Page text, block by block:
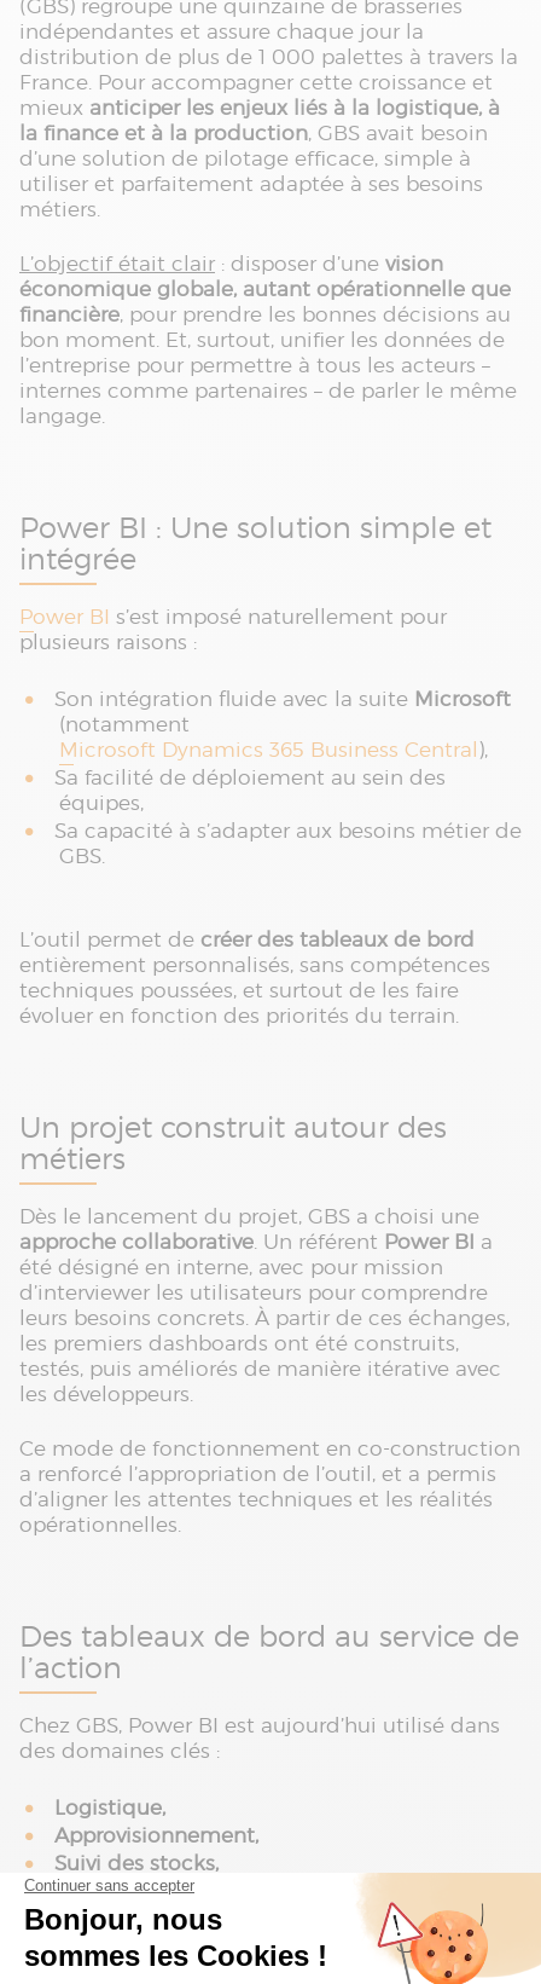
(GBS) regroupe une quinzaine de brasseries
indépendantes et assure chaque jour la
distribution de plus de 1 000 palettes à travers la
France. Pour accompagner cette croissance et
mieux anticiper les enjeux liés à la logistique, à
la finance et à la production, GBS avait besoin
d’une solution de pilotage efficace, simple à
utiliser et parfaitement adaptée à ses besoins
métiers.
L’objectif était clair : disposer d’une vision
économique globale, autant opérationnelle que
financière, pour prendre les bonnes décisions au
bon moment. Et, surtout, unifier les données de
l’entreprise pour permettre à tous les acteurs –
internes comme partenaires – de parler le même
langage.
Power BI : Une solution simple et
intégrée
Power BI s’est imposé naturellement pour
plusieurs raisons :
Son intégration fluide avec la suite Microsoft
(notamment
Microsoft Dynamics 365 Business Central ),
Sa facilité de déploiement au sein des
équipes,
Sa capacité à s’adapter aux besoins métier de
GBS.
L’outil permet de créer des tableaux de bord
entièrement personnalisés, sans compétences
techniques poussées, et surtout de les faire
évoluer en fonction des priorités du terrain.
Un projet construit autour des
métiers
Dès le lancement du projet, GBS a choisi une
approche collaborative. Un référent Power BI a
été désigné en interne, avec pour mission
d’interviewer les utilisateurs pour comprendre
leurs besoins concrets. À partir de ces échanges,
les premiers dashboards ont été construits,
testés, puis améliorés de manière itérative avec
les développeurs.
Ce mode de fonctionnement en co-construction
a renforcé l’appropriation de l’outil, et a permis
d’aligner les attentes techniques et les réalités
opérationnelles.
Des tableaux de bord au service de
l’action
Chez GBS, Power BI est aujourd’hui utilisé dans
des domaines clés :
Logistique,
Approvisionnement,
Suivi des stocks,
Comptabilité,
Suivi des flux et traçabilité.